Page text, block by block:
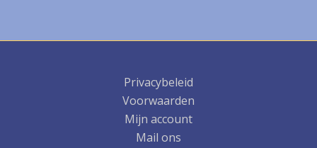
Privacybeleid
Voorwaarden
Mijn account
Mail ons